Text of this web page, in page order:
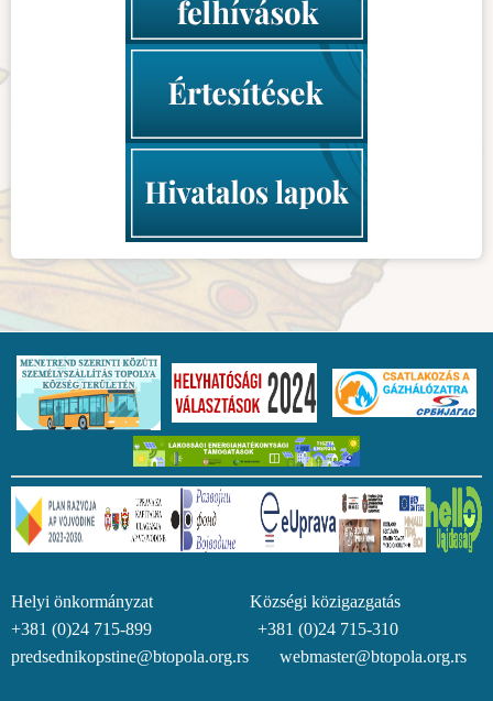
Helyi önkormányzat Községi közigazgatás
+381 (0)24 715-899 +381 (0)24 715-310
predsednikopstine@btopola.org.rs webmaster@btopola.org.rs